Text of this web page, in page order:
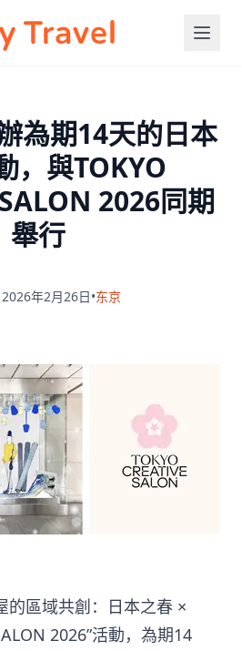
為期14天的日本
，與TOKYO
2026同期
舉行
年2月26日•东京
的區域共創：日本之春 ×
2026”活動，為期14